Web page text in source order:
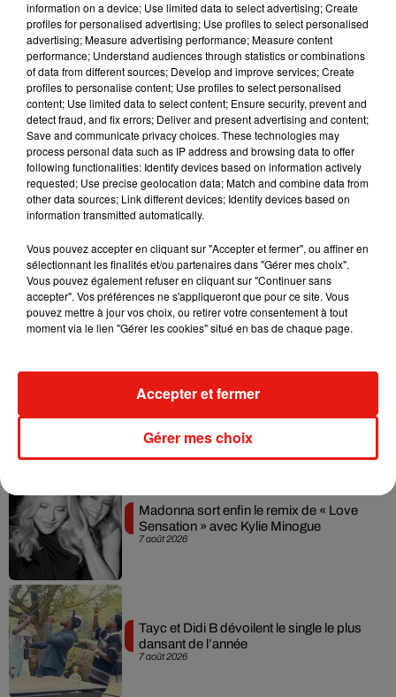
Crédit :Etienne Escuer.
Musique
7 août 2026
Julien Lieb s’essaye à la vie de chatelain
7 août 2026
Madonna sort enfin le remix de « Love
Sensation » avec Kylie Minogue
7 août 2026
Tayc et Didi B dévoilent le single le plus
dansant de l’année
information on a device; Use limited data to select advertising; Create
profiles for personalised advertising; Use profiles to select personalised
advertising; Measure advertising performance; Measure content
performance; Understand audiences through statistics or combinations
of data from different sources; Develop and improve services; Create
profiles to personalise content; Use profiles to select personalised
content; Use limited data to select content; Ensure security, prevent and
detect fraud, and fix errors; Deliver and present advertising and content;
Save and communicate privacy choices. These technologies may
process personal data such as IP address and browsing data to offer
following functionalities: Identify devices based on information actively
requested; Use precise geolocation data; Match and combine data from
other data sources; Link different devices; Identify devices based on
information transmitted automatically.
Vous pouvez accepter en cliquant sur "Accepter et fermer", ou affiner en
sélectionnant les finalités et/ou partenaires dans "Gérer mes choix".
Vous pouvez également refuser en cliquant sur "Continuer sans
accepter". Vos préférences ne s'appliqueront que pour ce site. Vous
pouvez mettre à jour vos choix, ou retirer votre consentement à tout
moment via le lien "Gérer les cookies" situé en bas de chaque page.
Gérer mes choix
Accepter et fermer